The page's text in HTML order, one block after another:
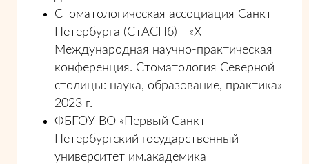
Стоматологическая ассоциация Санкт-
Петербурга (СтАСПб) - «X
Международная научно-практическая
конференция. Стоматология Северной
столицы: наука, образование, практика»
2023 г.
ФБГОУ ВО «Первый Санкт-
Петербургский государственный
университет им.академика